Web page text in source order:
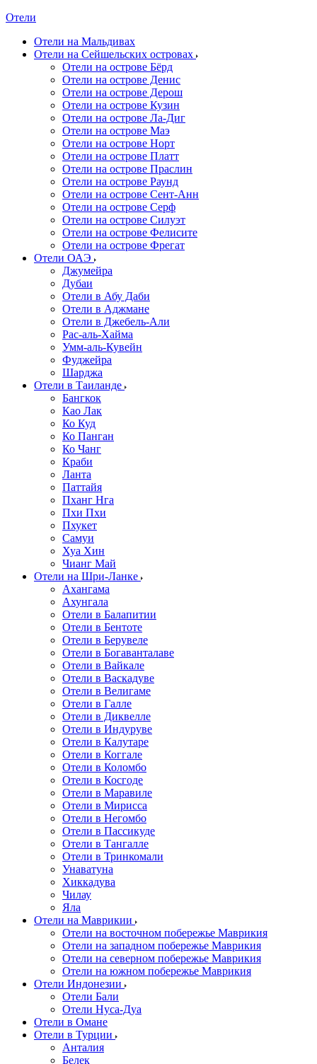
Отели
Отели на Мальдивах
Отели на Сейшельских островах
Отели на острове Бёрд
Отели на острове Денис
Отели на острове Дерош
Отели на острове Кузин
Отели на острове Ла-Диг
Отели на острове Маэ
Отели на острове Норт
Отели на острове Платт
Отели на острове Праслин
Отели на острове Раунд
Отели на острове Сент-Анн
Отели на острове Серф
Отели на острове Силуэт
Отели на острове Фелисите
Отели на острове Фрегат
Отели ОАЭ
Джумейра
Дубаи
Отели в Абу Даби
Отели в Аджмане
Отели в Джебель-Али
Рас-аль-Хайма
Умм-аль-Кувейн
Фуджейра
Шарджа
Отели в Таиланде
Бангкок
Као Лак
Ко Куд
Ко Панган
Ко Чанг
Краби
Ланта
Паттайя
Пханг Нга
Пхи Пхи
Пхукет
Самуи
Хуа Хин
Чианг Май
Отели на Шри-Ланке
Ахангама
Ахунгала
Отели в Балапитии
Отели в Бентоте
Отели в Берувеле
Отели в Богаванталаве
Отели в Вайкале
Отели в Васкадуве
Отели в Велигаме
Отели в Галле
Отели в Диквелле
Отели в Индуруве
Отели в Калутаре
Отели в Коггале
Отели в Коломбо
Отели в Косгоде
Отели в Маравиле
Отели в Мирисса
Отели в Негомбо
Отели в Пассикуде
Отели в Тангалле
Отели в Тринкомали
Унаватуна
Хиккадува
Чилау
Яла
Отели на Маврикии
Отели на восточном побережье Маврикия
Отели на западном побережье Маврикия
Отели на северном побережье Маврикия
Отели на южном побережье Маврикия
Отели Индонезии
Отели Бали
Отели Нуса-Дуа
Отели в Омане
Отели в Турции
Анталия
Белек